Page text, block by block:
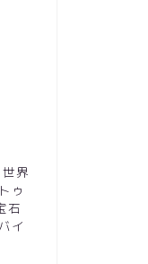
界
ゥ
石
イ